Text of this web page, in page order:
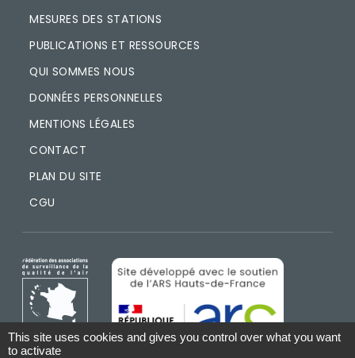
MESURES DES STATIONS
PUBLICATIONS ET RESSOURCES
QUI SOMMES NOUS
DONNÉES PERSONNELLES
MENTIONS LÉGALES
CONTACT
PLAN DU SITE
CGU
IMAGE IMAGE
This site uses cookies and gives you control over what you want
to activate